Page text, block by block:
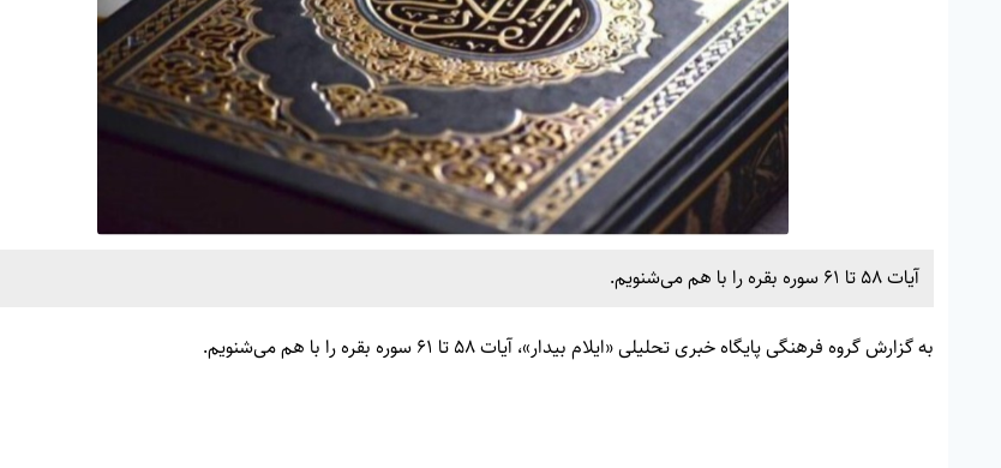
آیات 58 تا 61 سوره بقره را با هم می‌شنویم.
به گزارش گروه فرهنگی پایگاه خبری تحلیلی «ایلام بیدار»، آیات 58 تا 61 سوره بقره را با هم می‌شنویم.